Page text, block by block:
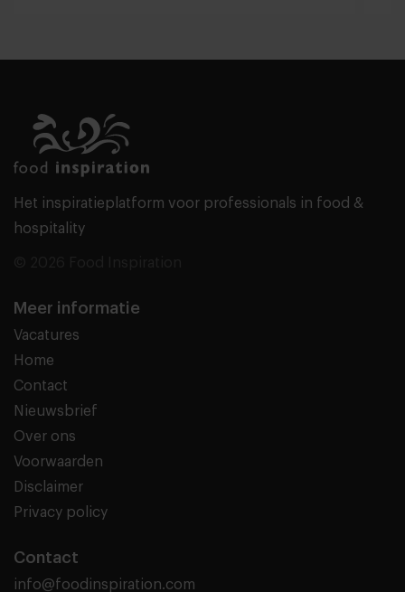
Het inspiratieplatform voor professionals in food &
hospitality
Meer informatie
Vacatures
Home
Contact
Nieuwsbrief
Over ons
Voorwaarden
Disclaimer
Privacy policy
Contact
info@foodinspiration.com